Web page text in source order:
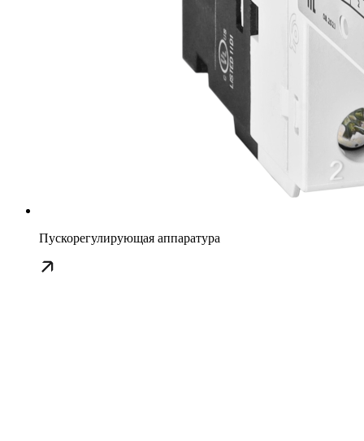
Пускорегулирующая аппаратура